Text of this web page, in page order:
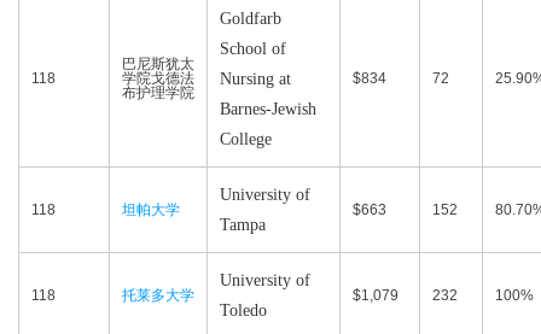
118
巴尼斯犹太
学院戈德法
布护理学院
Goldfarb
School of
Nursing at
Barnes-Jewish
College
$834 72
118 坦帕大学
University of
Tampa
$663 152
118 托莱多大学
University of
Toledo
$1,079 232 100%